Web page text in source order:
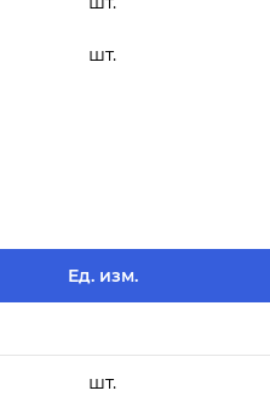
шт.
Ед. изм.
шт.